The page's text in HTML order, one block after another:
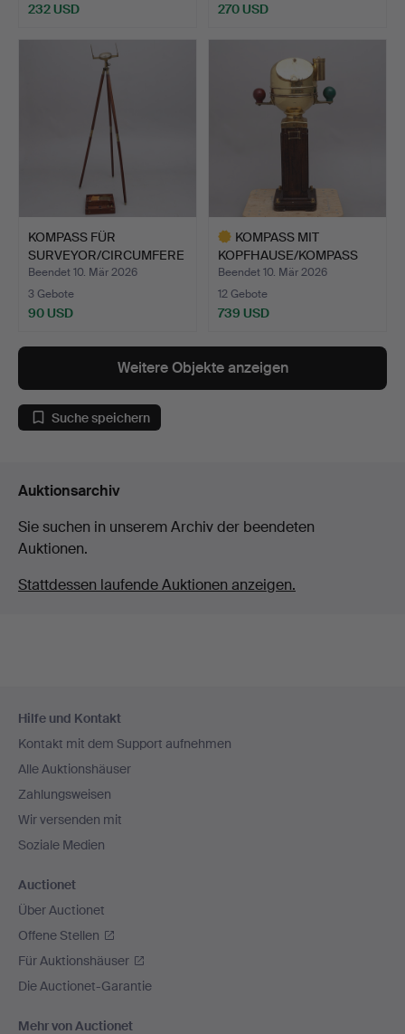
232 USD 270 USD
KOMPASS FÜR
SURVEYOR/CIRCUMFERE
NTOR, „Mine…
Beendet 10. Mär 2026
3 Gebote
90 USD
KOMPASS MIT
KOPFHAUSE/KOMPASS
UND BINNAKEL…
Beendet 10. Mär 2026
12 Gebote
739 USD
Weitere Objekte anzeigen
Suche speichern
Auktionsarchiv
Sie suchen in unserem Archiv der beendeten
Auktionen.
Stattdessen laufende Auktionen anzeigen.
Navigation
Hilfe und Kontakt
Kontakt mit dem Support aufnehmen
Alle Auktionshäuser
Zahlungsweisen
Wir versenden mit
Soziale Medien
Auctionet
Über Auctionet
Offene Stellen
Für Auktionshäuser
Die Auctionet-Garantie
Mehr von Auctionet